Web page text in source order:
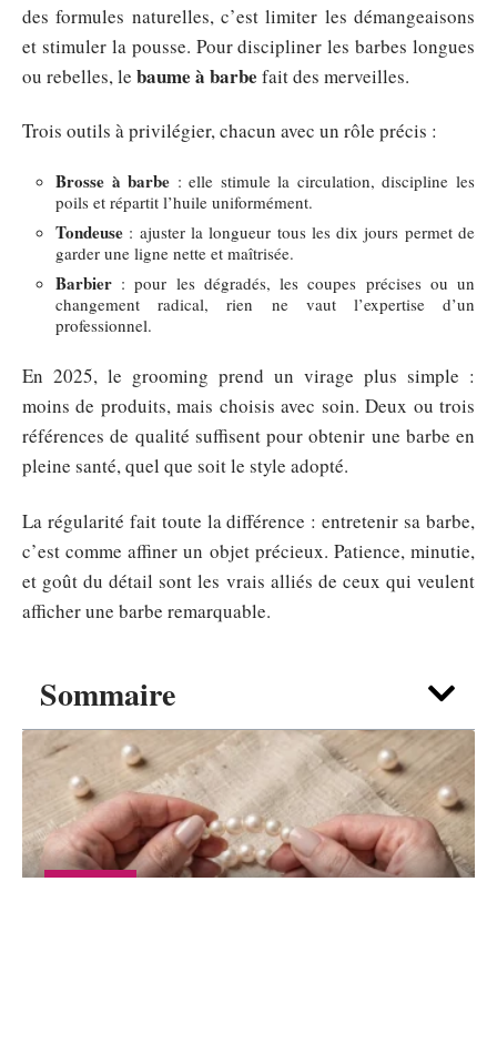
Sommaire
SHOPPING
des formules naturelles, c’est limiter les démangeaisons
et stimuler la pousse. Pour discipliner les barbes longues
ou rebelles, le baume à barbe fait des merveilles.
Trois outils à privilégier, chacun avec un rôle précis :
Brosse à barbe : elle stimule la circulation, discipline les
poils et répartit l’huile uniformément.
Tondeuse : ajuster la longueur tous les dix jours permet de
garder une ligne nette et maîtrisée.
Barbier : pour les dégradés, les coupes précises ou un
changement radical, rien ne vaut l’expertise d’un
professionnel.
En 2025, le grooming prend un virage plus simple :
moins de produits, mais choisis avec soin. Deux ou trois
références de qualité suffisent pour obtenir une barbe en
pleine santé, quel que soit le style adopté.
La régularité fait toute la différence : entretenir sa barbe,
c’est comme affiner un objet précieux. Patience, minutie,
et goût du détail sont les vrais alliés de ceux qui veulent
afficher une barbe remarquable.